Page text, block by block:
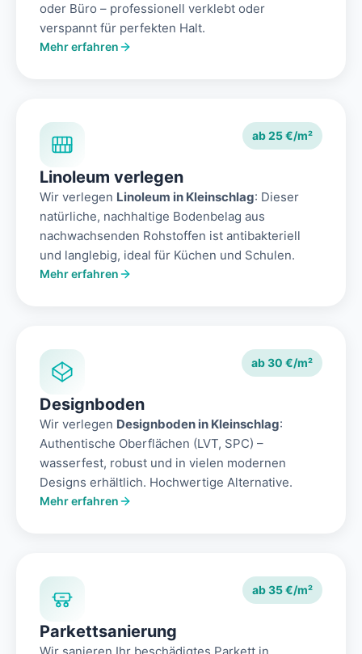
oder Büro – professionell verklebt oder
verspannt für perfekten Halt.
Mehr erfahren
ab 25 €/m²
Linoleum verlegen
Wir verlegen Linoleum in Kleinschlag: Dieser
natürliche, nachhaltige Bodenbelag aus
nachwachsenden Rohstoffen ist antibakteriell
und langlebig, ideal für Küchen und Schulen.
Mehr erfahren
ab 30 €/m²
Designboden
Wir verlegen Designboden in Kleinschlag:
Authentische Oberflächen (LVT, SPC) –
wasserfest, robust und in vielen modernen
Designs erhältlich. Hochwertige Alternative.
Mehr erfahren
ab 35 €/m²
Parkettsanierung